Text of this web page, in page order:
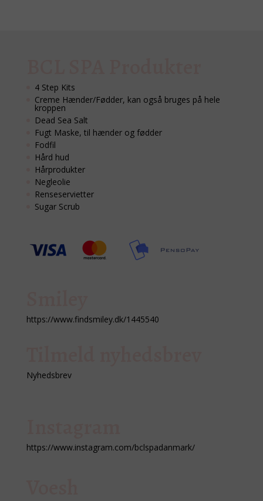
4 Step Kits
Creme Hænder/Fødder, kan også bruges på hele
kroppen
Dead Sea Salt
Fugt Maske, til hænder og fødder
Fodfil
Hård hud
Hårprodukter
Negleolie
Renseservietter
Sugar Scrub
https://www.findsmiley.dk/1445540
Nyhedsbrev
https://www.instagram.com/bclspadanmark/